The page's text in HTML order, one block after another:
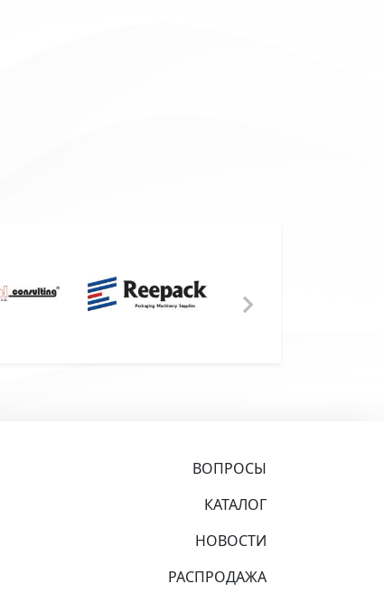
ВОПРОСЫ
КАТАЛОГ
НОВОСТИ
РАСПРОДАЖА